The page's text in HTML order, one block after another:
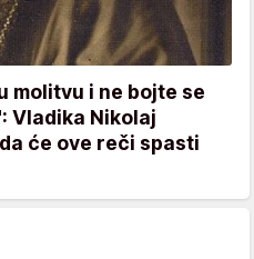
molitvu i ne bojte se
Vladika Nikolaj
će ove reči spasti